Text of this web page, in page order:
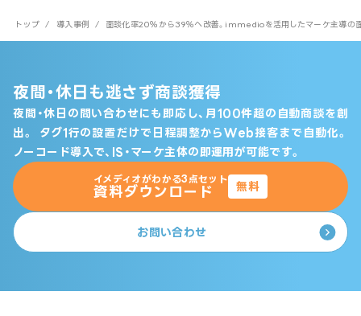
トップ / 導入事例 / 面談化率20％から39％へ改善。immedioを活用したマーケ主導の
夜間・休日も逃さず商談獲得
夜間・休日の問い合わせにも即応し、月100件超の自動商談を創
出。
タグ1行の設置だけで日程調整からWeb接客まで自動化。
ノーコード導入で、IS・マーケ主体の即運用が可能です。
イメディオがわかる3点セット
資料ダウンロード 無料
お問い合わせ